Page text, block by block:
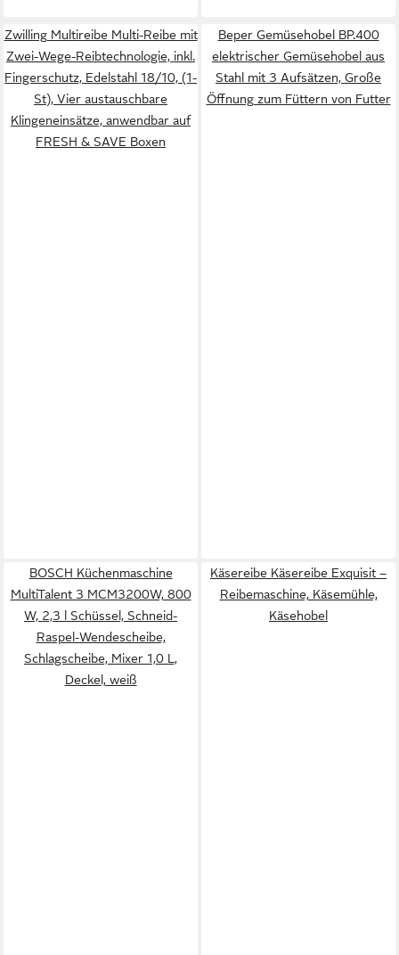
Zwilling Multireibe Multi-Reibe mit
Zwei-Wege-Reibtechnologie, inkl.
Fingerschutz, Edelstahl 18/10, (1-
St), Vier austauschbare
Klingeneinsätze, anwendbar auf
FRESH & SAVE Boxen
Beper Gemüsehobel BP.400
elektrischer Gemüsehobel aus
Stahl mit 3 Aufsätzen, Große
Öffnung zum Füttern von Futter
BOSCH Küchenmaschine
MultiTalent 3 MCM3200W, 800
W, 2,3 l Schüssel, Schneid-
Raspel-Wendescheibe,
Schlagscheibe, Mixer 1,0 L,
Deckel, weiß
Käsereibe Käsereibe Exquisit –
Reibemaschine, Käsemühle,
Käsehobel